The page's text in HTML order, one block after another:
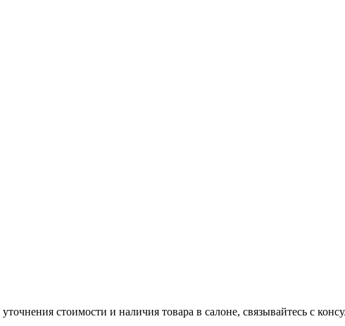
стоимости и наличия товара в салоне, связывайтесь с